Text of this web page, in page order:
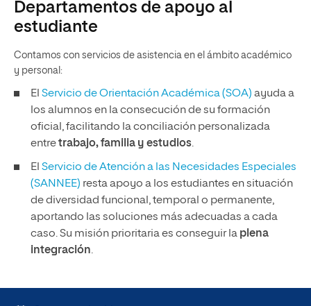
Departamentos de apoyo al
estudiante
Contamos con servicios de asistencia en el ámbito académico
y personal:
El Servicio de Orientación Académica (SOA) ayuda a
los alumnos en la consecución de su formación
oficial, facilitando la conciliación personalizada
entretrabajo, familia y estudios.
El Servicio de Atención a las Necesidades Especiales
(SANNEE) resta apoyo a los estudiantes en situación
de diversidad funcional, temporal o permanente,
aportando las soluciones más adecuadas a cada
caso. Su misión prioritaria es conseguir la plena
integración.